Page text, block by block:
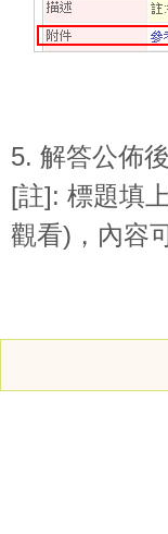
5. 解答公佈
[註]: 標題填
觀看)，內容